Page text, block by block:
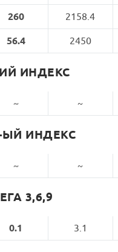
260 2158.4
56.4 2450
ИНДЕКС
~ ~
ЫЙ ИНДЕКС
~ ~
3,6,9
0.1 3.1